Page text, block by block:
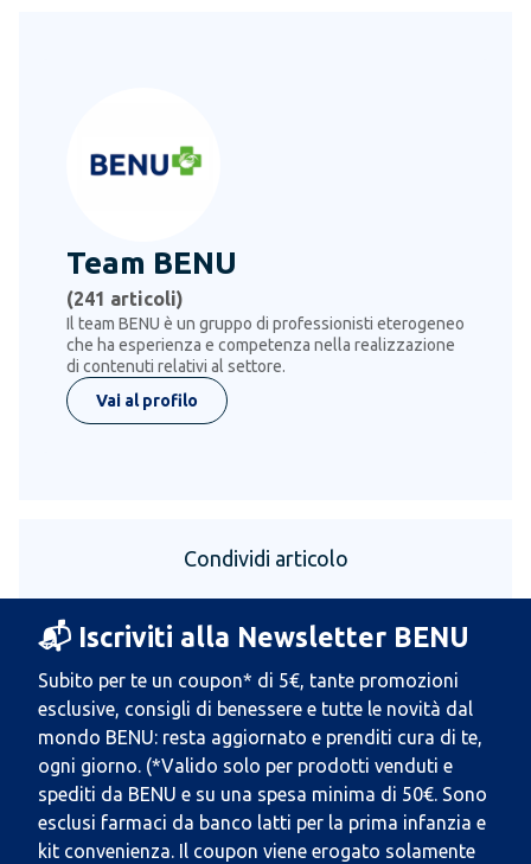
Team BENU
(241 articoli)
Il team BENU è un gruppo di professionisti eterogeneo
che ha esperienza e competenza nella realizzazione
di contenuti relativi al settore.
Vai al profilo
Condividi articolo
📬 Iscriviti alla Newsletter BENU
Subito per te un coupon* di 5€, tante promozioni
esclusive, consigli di benessere e tutte le novità dal
mondo BENU: resta aggiornato e prenditi cura di te,
ogni giorno. (*Valido solo per prodotti venduti e
spediti da BENU e su una spesa minima di 50€. Sono
esclusi farmaci da banco latti per la prima infanzia e
kit convenienza. Il coupon viene erogato solamente